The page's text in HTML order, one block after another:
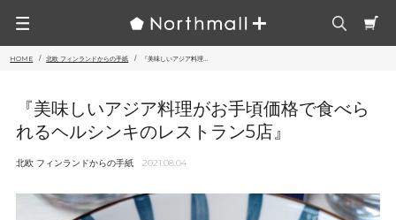
HOME 北欧 フィンランドからの手紙 『美味しいアジア料理...
『美味しいアジア料理がお手頃価格で食べら
れるヘルシンキのレストラン5店』
北欧 フィンランドからの手紙 2021.08.04